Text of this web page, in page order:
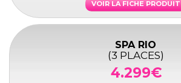
VOIR LA FICHE PRODUIT
SPA RIO
(3 PLACES)
4.299€